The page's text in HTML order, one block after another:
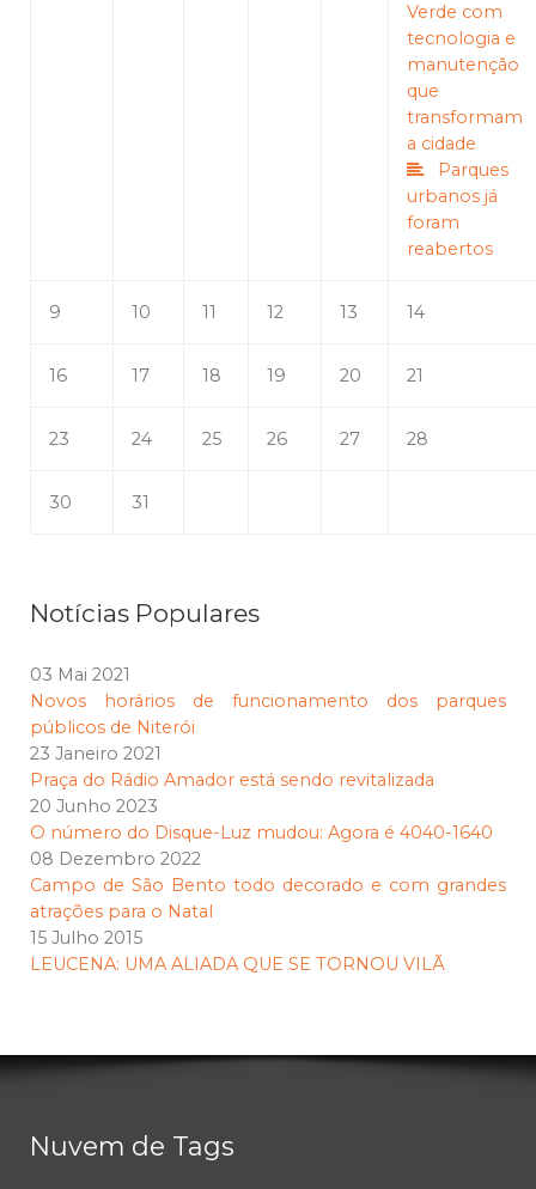
Verde com
tecnologia e
manutenção
que
transformam
a cidade
Parques
urbanos já
foram
reabertos
9 10 11 12 13 14
16 17 18 19 20 21
23 24 25 26 27 28
30 31
Notícias Populares
03 Mai 2021
Novos horários de funcionamento dos parques
públicos de Niterói
23 Janeiro 2021
Praça do Rádio Amador está sendo revitalizada
20 Junho 2023
O número do Disque-Luz mudou: Agora é 4040-1640
08 Dezembro 2022
Campo de São Bento todo decorado e com grandes
atrações para o Natal
15 Julho 2015
LEUCENA: UMA ALIADA QUE SE TORNOU VILÃ
Nuvem de Tags